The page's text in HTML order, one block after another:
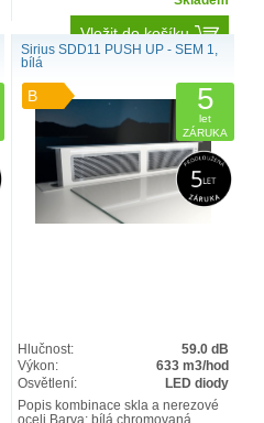
Vložit do košíku
Sirius SDD11 PUSH UP - SEM 1,
bílá
B 5
let
ZÁRUKA
Hlučnost:
59.0 dB
Výkon:
633 m3/hod
Osvětlení:
LED diody
Popis kombinace skla a nerezové
oceli Barva: bílá chromovaná